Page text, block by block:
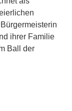
ihrer Familie
Ball der